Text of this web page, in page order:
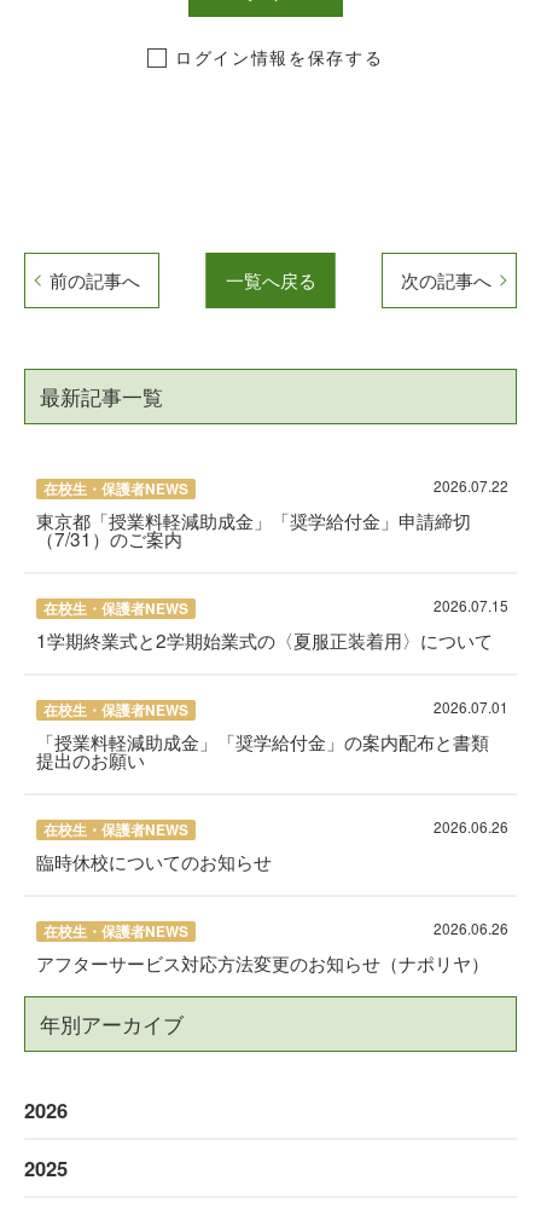
ログイン情報を保存する
前の記事へ 一覧へ戻る 次の記事へ
最新記事一覧
在校生・保護者NEWS 2026.07.22
東京都「授業料軽減助成金」「奨学給付金」申請締切
（7/31）のご案内
在校生・保護者NEWS 2026.07.15
1学期終業式と2学期始業式の〈夏服正装着用〉について
在校生・保護者NEWS 2026.07.01
「授業料軽減助成金」「奨学給付金」の案内配布と書類
提出のお願い
在校生・保護者NEWS 2026.06.26
臨時休校についてのお知らせ
在校生・保護者NEWS 2026.06.26
アフターサービス対応方法変更のお知らせ（ナポリヤ）
年別アーカイブ
2026
2025